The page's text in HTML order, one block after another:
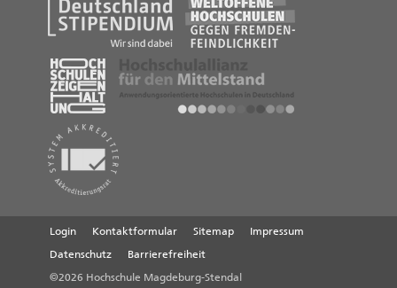
Login Kontaktformular Sitemap
Impressum
Datenschutz
Barrierefreiheit
©2026 Hochschule Magdeburg-Stendal